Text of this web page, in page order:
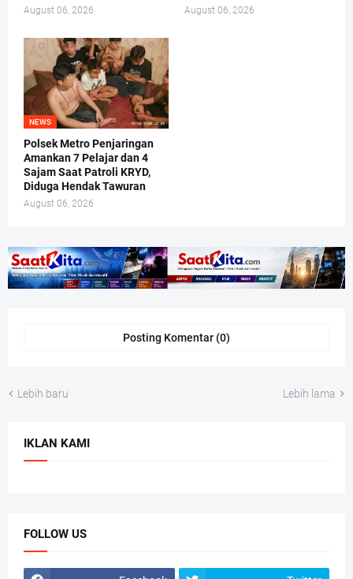
August 06, 2026 August 06, 2026
NEWS
Polsek Metro Penjaringan
Amankan 7 Pelajar dan 4
Sajam Saat Patroli KRYD,
Diduga Hendak Tawuran
August 06, 2026
Posting Komentar (0)
Lebih baru Lebih lama
IKLAN KAMI
FOLLOW US